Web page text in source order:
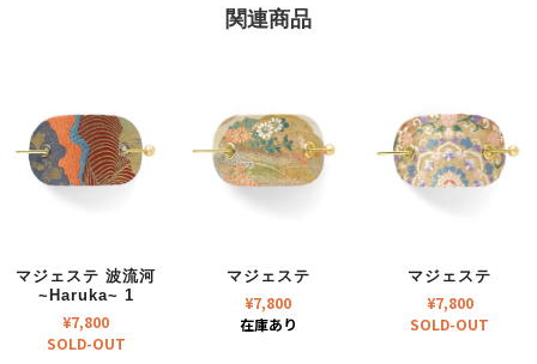
関連商品
マジェステ 波流河
~Haruka~ 1
¥7,800
SOLD-OUT
マジェステ
¥7,800
在庫あり
マジェステ
¥7,800
SOLD-OUT